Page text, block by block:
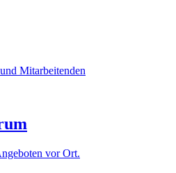
Mitarbeitenden
vor Ort.